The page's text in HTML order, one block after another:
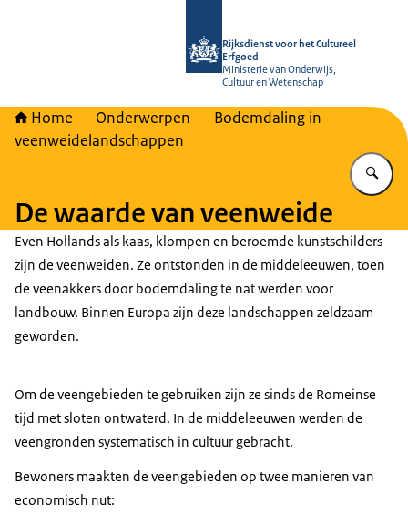
Rijksdienst voor het Cultureel
Erfgoed
Ministerie van Onderwijs,
Cultuur en Wetenschap
Home Onderwerpen
Bodemdaling in
veenweidelandschappen
De waarde van veenweide
Even Hollands als kaas, klompen en beroemde kunstschilders
zijn de veenweiden. Ze ontstonden in de middeleeuwen, toen
de veenakkers door bodemdaling te nat werden voor
landbouw. Binnen Europa zijn deze landschappen zeldzaam
geworden.
Om de veengebieden te gebruiken zijn ze sinds de Romeinse
tijd met sloten ontwaterd. In de middeleeuwen werden de
veengronden systematisch in cultuur gebracht.
Bewoners maakten de veengebieden op twee manieren van
economisch nut: